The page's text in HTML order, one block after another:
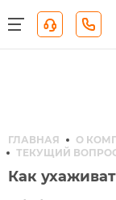
ГЛАВНАЯ О
ТЕКУЩИЙ
Как